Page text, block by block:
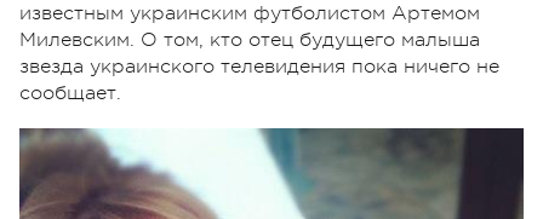
известным украинским футболистом Артемом
Милевским. О том, кто отец будущего малыша
звезда украинского телевидения пока ничего не
сообщает.